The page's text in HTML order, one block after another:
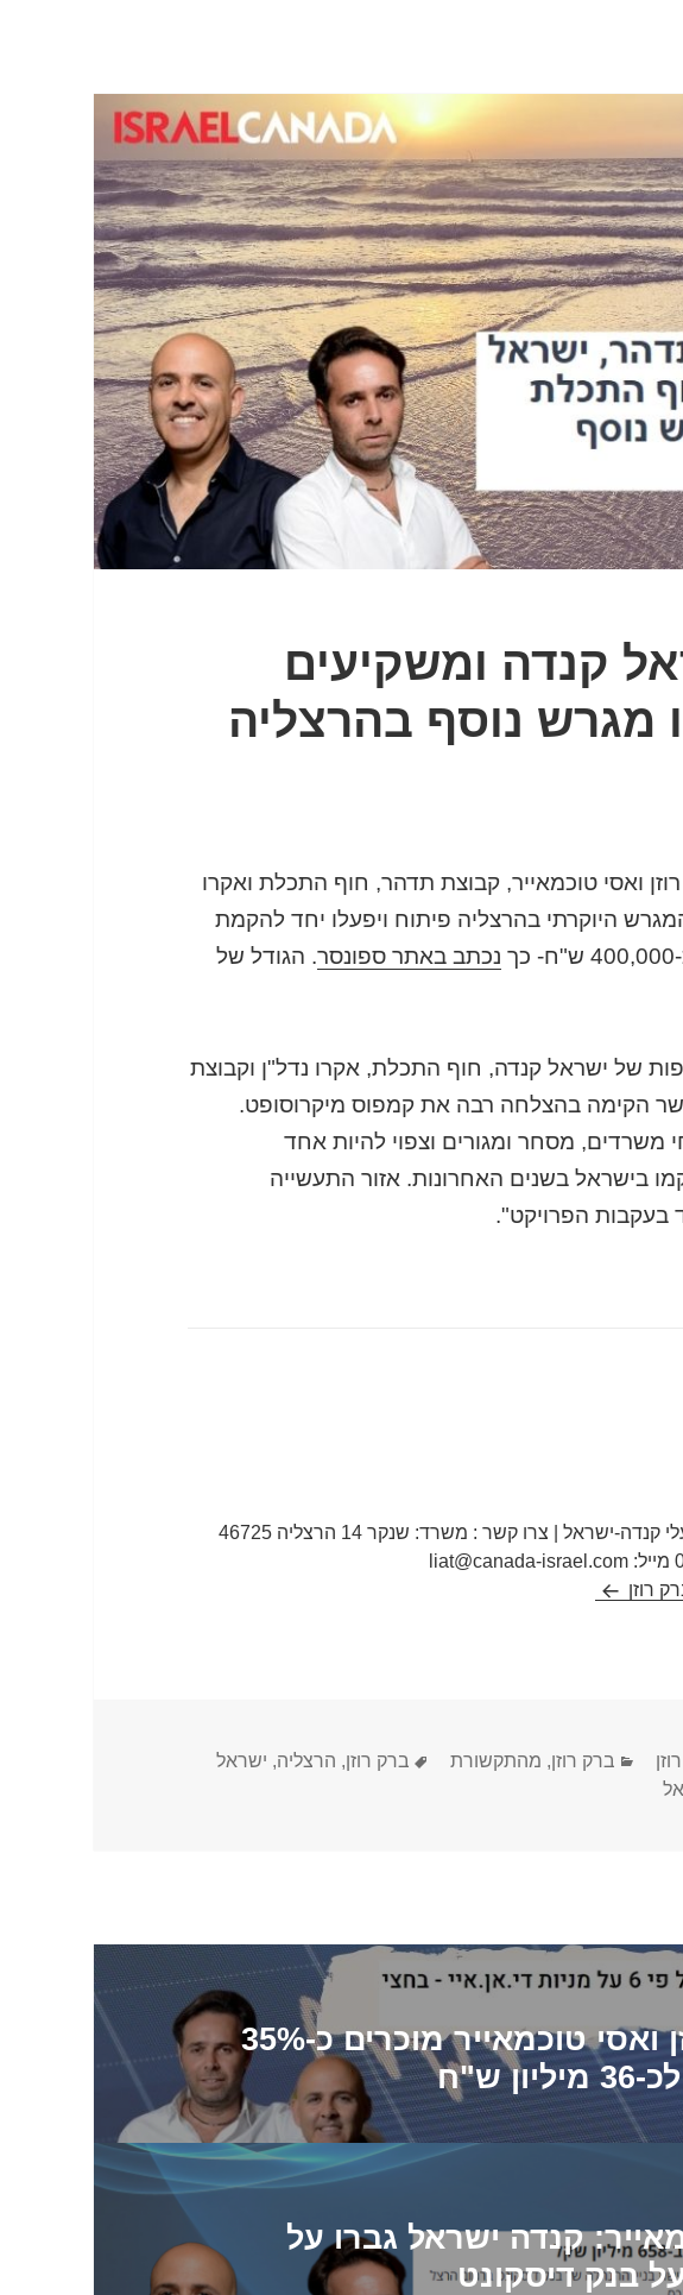
קנדה ומשקיעים
מגרש נוסף בהרצליה
ואסי טוכמאייר, קבוצת תדהר, חוף התכלת ואקרו
היוקרתי בהרצליה פיתוח ויפעלו יחד להקמת
נכתב באתר ספונסר. הגודל של
של ישראל קנדה, חוף התכלת, אקרו נדל"ן וקבוצת
הקימה בהצלחה רבה את קמפוס מיקרוסופט.
משרדים, מסחר ומגורים וצפוי להיות אחד
בישראל בשנים האחרונות. אזור התעשייה
בעקבות הפרויקט".
ברק רוזן - אחד מבעלי קנדה-ישראל | צרו קשר : משרד: שנקר 14 הרצליה 46725
רוזן‏
קטגוריות
ברק רוזן, מהתקשורת תגיות
ברק רוזן, הרצליה, ישראל
ביזפורטל: ברק רוזן ואסי טוכמאייר מוכרים כ-35%
ש"ח
קנדה ישראל גברו על
בנק דיסקונט